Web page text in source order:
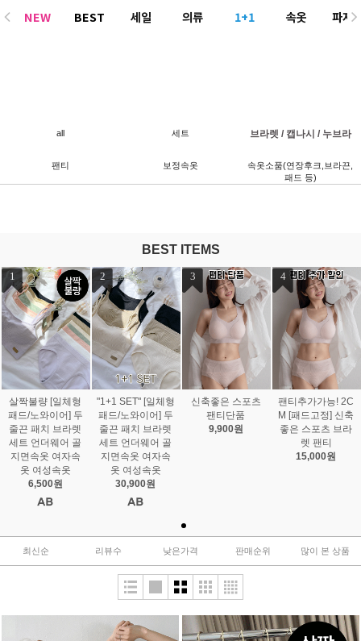
NEW BEST 세일 의류 1+1 속옷
파자
all 세트 브라렛 / 캡나시 / 누브라
팬티 보정속옷
속옷소품(연장후크,브라끈,
패드 등)
BEST ITEMS
1
살짝불량 [일체형
패드/노와이어] 두
줄끈 패치 브라렛
세트 언더웨어 골
지면속옷 여자속
옷 여성속옷
6,500원
2
"1+1 SET" [일체형
패드/노와이어] 두
줄끈 패치 브라렛
세트 언더웨어 골
지면속옷 여자속
옷 여성속옷
30,900원
3
신축좋은 스포츠
팬티단품
9,900원
4
팬티추가가능! 2C
M [패드고정] 신축
좋은 스포츠 브라
렛 팬티
15,000원
최신순 리뷰수 낮은가격 판매순위 많이 본 상품